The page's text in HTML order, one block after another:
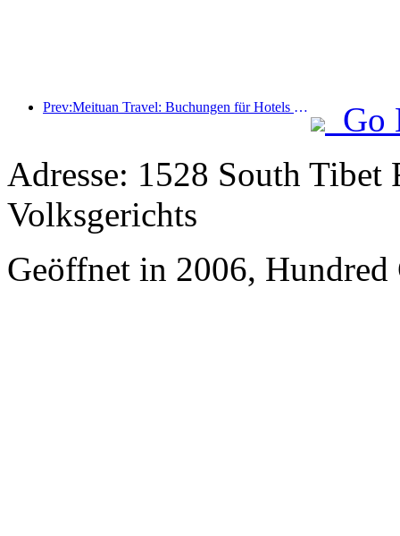
Prev:Meituan Travel: Buchungen für Hotels mit hohen Sternen in Landkreisen während des Drachenbootfestes sind heiß, wobei Familien mit Kindern die Hauptkraft sind
Go
Adresse: 1528 South Tibet
Volksgerichts
Geöffnet in 2006,